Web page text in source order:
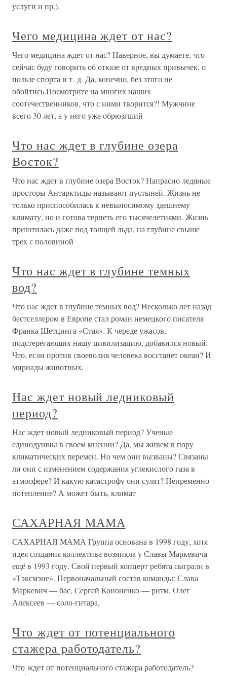
услуги и пр.).
Чего медицина ждет от нас?
Чего медицина ждет от нас? Наверное, вы думаете, что
сейчас буду говорить об отказе от вредных привычек, о
пользе спорта и т. д. Да, конечно, без этого не
обойтись.Посмотрите на многих наших
соотечественников, что с ними творится?! Мужчине
всего 30 лет, а у него уже обрюзгший
Что нас ждет в глубине озера
Восток?
Что нас ждет в глубине озера Восток? Напрасно ледяные
просторы Антарктиды называют пустыней. Жизнь не
только приспособилась к невыносимому здешнему
климату, но и готова терпеть его тысячелетиями. Жизнь
приютилась даже под толщей льда, на глубине свыше
трех с половиной
Что нас ждет в глубине темных
вод?
Что нас ждет в глубине темных вод? Несколько лет назад
бестселлером в Европе стал роман немецкого писателя
Франка Шетцинга «Стая». К череде ужасов,
подстерегающих нашу цивилизацию, добавился новый.
Что, если против своеволия человека восстанет океан? И
мириады животных,
Нас ждет новый ледниковый
период?
Нас ждет новый ледниковый период? Ученые
единодушны в своем мнении? Да, мы живем в пору
климатических перемен. Но чем они вызваны? Связаны
ли они с изменением содержания углекислого газа в
атмосфере? И какую катастрофу они сулят? Непременно
потепление? А может быть, климат
САХАРНАЯ МАМА
САХАРНАЯ МАМА Группа основана в 1998 году, хотя
идея создания коллектива возникла у Славы Маркевича
ещё в 1993 году. Свой первый концерт ребята сыграли в
«Тэксмэне». Первоначальный состав команды: Слава
Маркевич — бас, Сергей Кононенко — ритм, Олег
Алексеев — соло-гитара,
Что ждет от потенциального
стажера работодатель?
Что ждет от потенциального стажера работодатель?